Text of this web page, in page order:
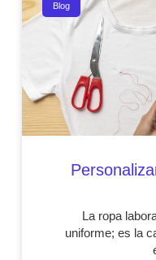
Blog
La ropa
uniforme; es la